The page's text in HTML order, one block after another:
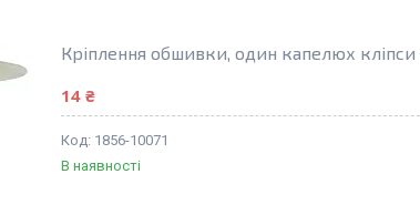
Кріплення обшивки, один капелюх
14 ₴
1856-10071
В наявності